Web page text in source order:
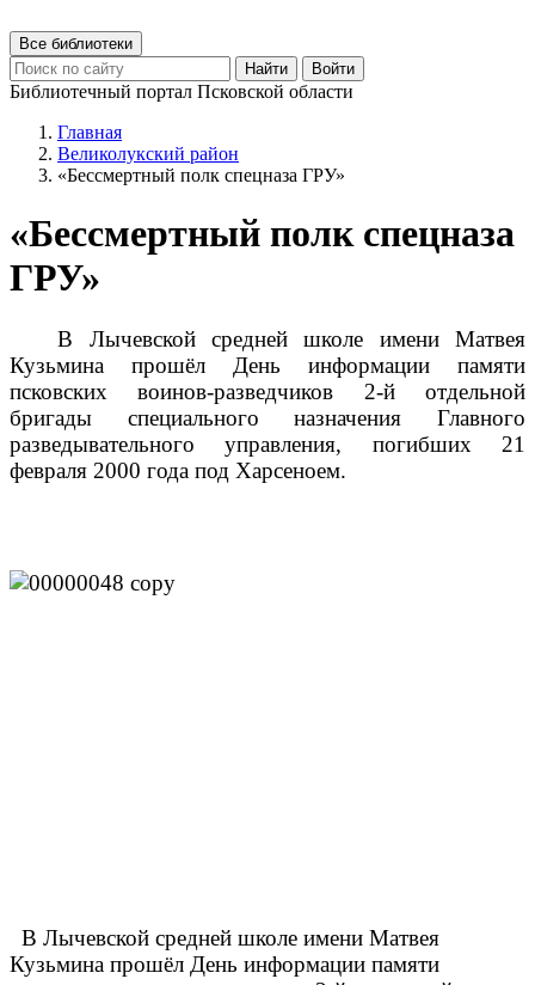
Все библиотеки
Найти
Войти
Библиотечный портал Псковской области
Главная
Великолукский район
«Бессмертный полк спецназа ГРУ»
«Бессмертный полк спецназа
ГРУ»
В Лычевской средней школе имени Матвея
Кузьмина прошёл День информации памяти
псковских воинов-разведчиков 2-й отдельной
бригады специального назначения Главного
разведывательного управления, погибших 21
февраля 2000 года под Харсеноем.
В Лычевской средней школе имени Матвея
Кузьмина прошёл День информации памяти